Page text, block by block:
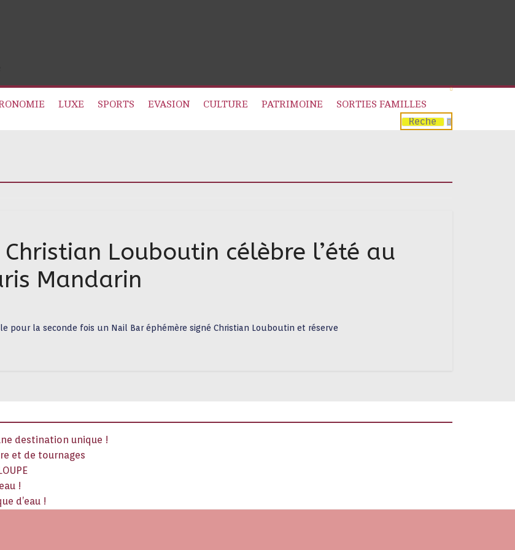
LUXE SPORTS EVASION CULTURE PATRIMOINE
SORTIES FAMILLES
Louboutin célèbre l’été au
Mandarin
pour la seconde fois un Nail Bar éphémère signé Christian Louboutin et réserve
destination unique !
et de tournages
!
d’eau !